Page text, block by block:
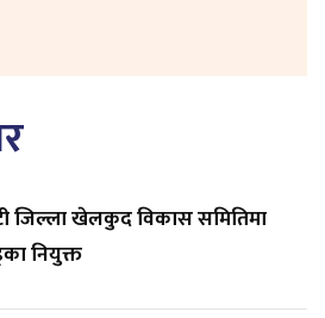
जिल्ला खेलकुद विकास समितिमा
नियुक्त